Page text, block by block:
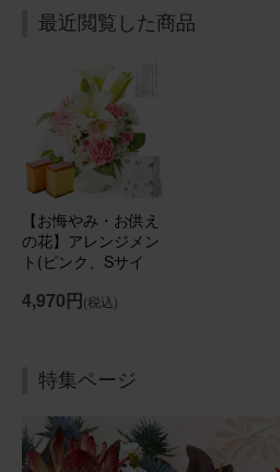
用途：
自宅用
お父さん、お母さん見てる？
ちょっと色が無くて、私の父は文
は、満足！ 父は、「百合」が嫌
は外して（ごめんなさい）、台所
とてもバランスが良く、キレイで
【お悔やみ・お供えの花】アレン
にゃににゃに 60代
お父さん、お母さん見てる？
最近閲覧した商品
【お悔やみ・お供え
の花】アレンジメン
ト(ピンク、Sサイ
ルーツカステラのセ
4,970円(税込)
特集ページ